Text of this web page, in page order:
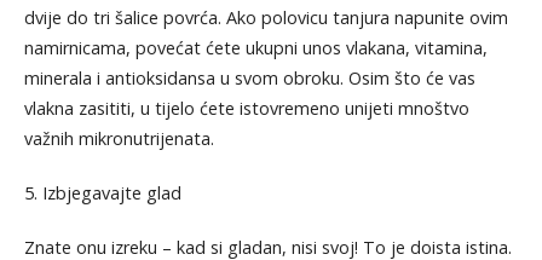
dvije do tri šalice povrća. Ako polovicu tanjura napunite ovim
namirnicama, povećat ćete ukupni unos vlakana, vitamina,
minerala i antioksidansa u svom obroku. Osim što će vas
vlakna zasititi, u tijelo ćete istovremeno unijeti mnoštvo
važnih mikronutrijenata.
5. Izbjegavajte glad
Znate onu izreku – kad si gladan, nisi svoj! To je doista istina.